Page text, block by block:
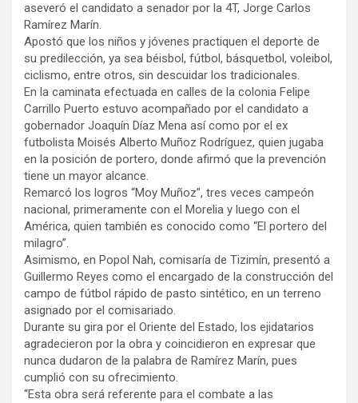
aseveró el candidato a senador por la 4T, Jorge Carlos
Ramírez Marín.
Apostó que los niños y jóvenes practiquen el deporte de
su predilección, ya sea béisbol, fútbol, básquetbol, voleibol,
ciclismo, entre otros, sin descuidar los tradicionales.
En la caminata efectuada en calles de la colonia Felipe
Carrillo Puerto estuvo acompañado por el candidato a
gobernador Joaquín Díaz Mena así como por el ex
futbolista Moisés Alberto Muñoz Rodríguez, quien jugaba
en la posición de portero, donde afirmó que la prevención
tiene un mayor alcance.
Remarcó los logros “Moy Muñoz”, tres veces campeón
nacional, primeramente con el Morelia y luego con el
América, quien también es conocido como “El portero del
milagro”.
Asimismo, en Popol Nah, comisaría de Tizimín, presentó a
Guillermo Reyes como el encargado de la construcción del
campo de fútbol rápido de pasto sintético, en un terreno
asignado por el comisariado.
Durante su gira por el Oriente del Estado, los ejidatarios
agradecieron por la obra y coincidieron en expresar que
nunca dudaron de la palabra de Ramírez Marín, pues
cumplió con su ofrecimiento.
“Esta obra será referente para el combate a las